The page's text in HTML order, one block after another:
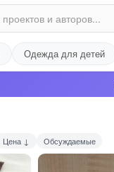
Одежда для детей
Цена ↓ Обсуждаемые